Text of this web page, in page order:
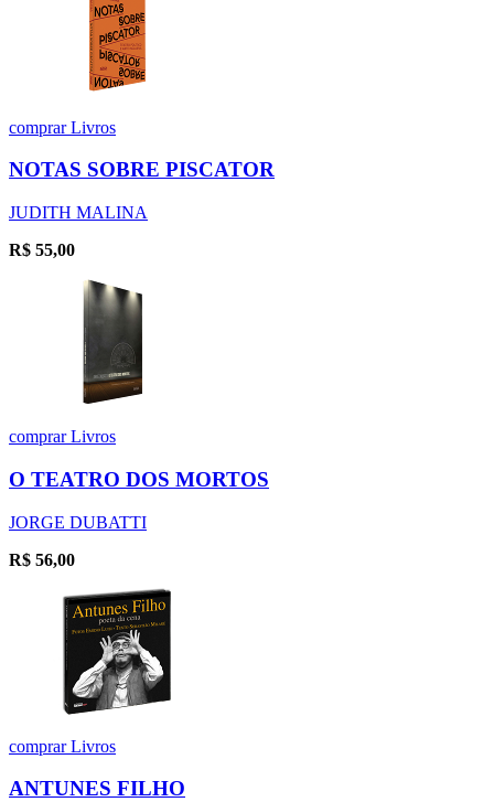
comprarLivros
NOTAS SOBRE PISCATOR
JUDITH MALINA
R$ 55,00
comprarLivros
O TEATRO DOS MORTOS
JORGE DUBATTI
R$ 56,00
comprarLivros
ANTUNES FILHO